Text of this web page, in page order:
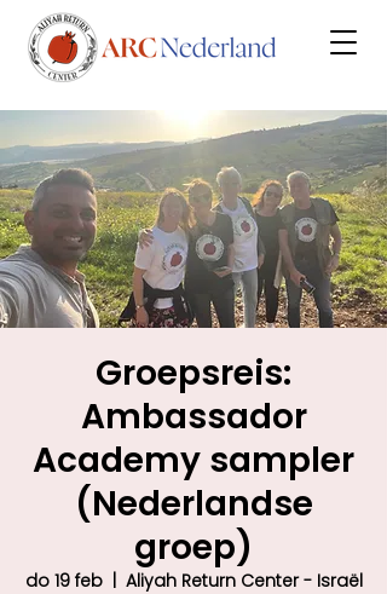
Groepsreis:
Ambassador
Academy sampler
(Nederlandse
groep)
do 19 feb
  |
Aliyah Return Center - Israël